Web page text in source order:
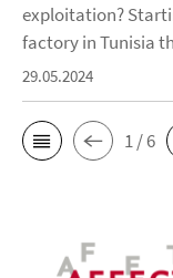
exploitation?
factory in Tunisia
29.05.2024
1 / 6